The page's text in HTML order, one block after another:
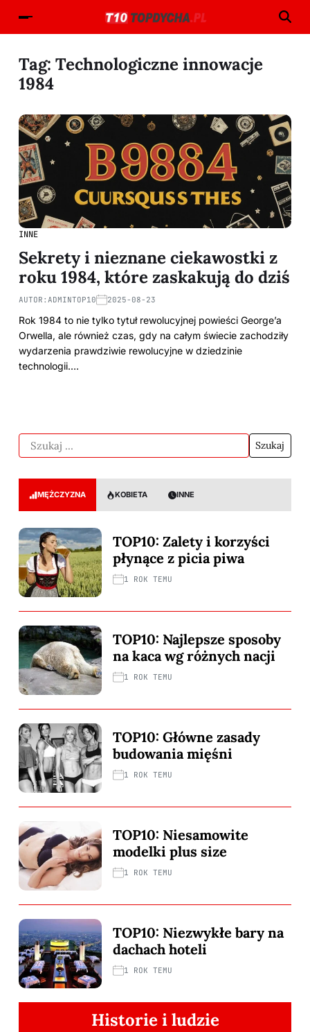
Tag: Technologiczne innowacje
1984
INNE
Sekrety i nieznane ciekawostki z
roku 1984, które zaskakują do dziś
AUTOR: ADMINTOP10 2025-08-23
Rok 1984 to nie tylko tytuł rewolucyjnej powieści George’a
Orwella, ale również czas, gdy na całym świecie zachodziły
wydarzenia prawdziwie rewolucyjne w dziedzinie
technologii.…
MĘŻCZYZNA KOBIETA INNE
TOP10: Zalety i korzyści
płynące z picia piwa
1 ROK TEMU
TOP10: Najlepsze sposoby
na kaca wg różnych nacji
1 ROK TEMU
TOP10: Główne zasady
budowania mięśni
1 ROK TEMU
TOP10: Niesamowite
modelki plus size
1 ROK TEMU
TOP10: Niezwykłe bary na
dachach hoteli
1 ROK TEMU
Historie i ludzie